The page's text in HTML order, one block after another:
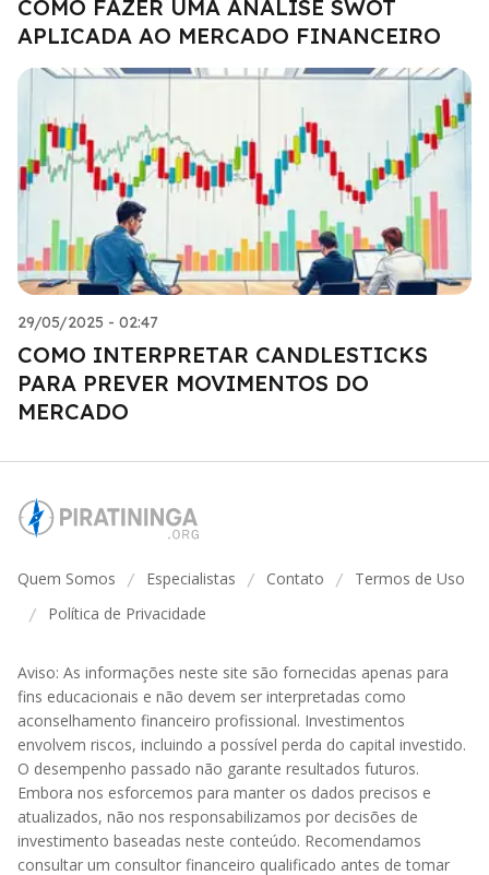
COMO FAZER UMA ANÁLISE SWOT
APLICADA AO MERCADO FINANCEIRO
29/05/2025 - 02:47
COMO INTERPRETAR CANDLESTICKS
PARA PREVER MOVIMENTOS DO
MERCADO
Quem Somos / Especialistas / Contato / Termos de Uso
/ Política de Privacidade
Aviso: As informações neste site são fornecidas apenas para
fins educacionais e não devem ser interpretadas como
aconselhamento financeiro profissional. Investimentos
envolvem riscos, incluindo a possível perda do capital investido.
O desempenho passado não garante resultados futuros.
Embora nos esforcemos para manter os dados precisos e
atualizados, não nos responsabilizamos por decisões de
investimento baseadas neste conteúdo. Recomendamos
consultar um consultor financeiro qualificado antes de tomar